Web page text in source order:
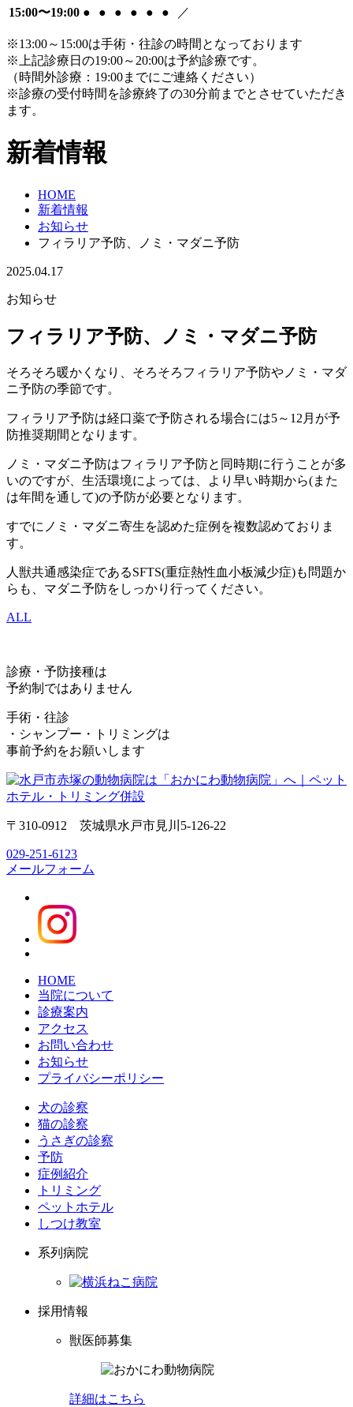
15:00〜19:00 ● ● ● ● ● ● ／
※13:00～15:00は手術・往診の時間となっております
※上記診療日の19:00～20:00は予約診療です。
（時間外診療：19:00までにご連絡ください）
※診療の受付時間を診療終了の30分前までとさせていただき
ます。
新着情報
HOME
新着情報
お知らせ
フィラリア予防、ノミ・マダニ予防
2025.04.17
お知らせ
フィラリア予防、ノミ・マダニ予防
そろそろ暖かくなり、そろそろフィラリア予防やノミ・マダ
ニ予防の季節です。
フィラリア予防は経口薬で予防される場合には5～12月が予
防推奨期間となります。
ノミ・マダニ予防はフィラリア予防と同時期に行うことが多
いのですが、生活環境によっては、より早い時期から(また
は年間を通して)の予防が必要となります。
すでにノミ・マダニ寄生を認めた症例を複数認めておりま
す。
人獣共通感染症であるSFTS(重症熱性血小板減少症)も問題か
らも、マダニ予防をしっかり行ってください。
ALL
診療・予防接種は
予約制ではありません
手術・往診
・シャンプー・トリミングは
事前予約をお願いします
〒310-0912 茨城県水戸市見川5-126-22
029-251-6123
メールフォーム
HOME
当院について
診療案内
アクセス
お問い合わせ
お知らせ
プライバシーポリシー
犬の診察
猫の診察
うさぎの診察
予防
症例紹介
トリミング
ペットホテル
しつけ教室
系列病院
採用情報
獣医師募集
詳細はこちら